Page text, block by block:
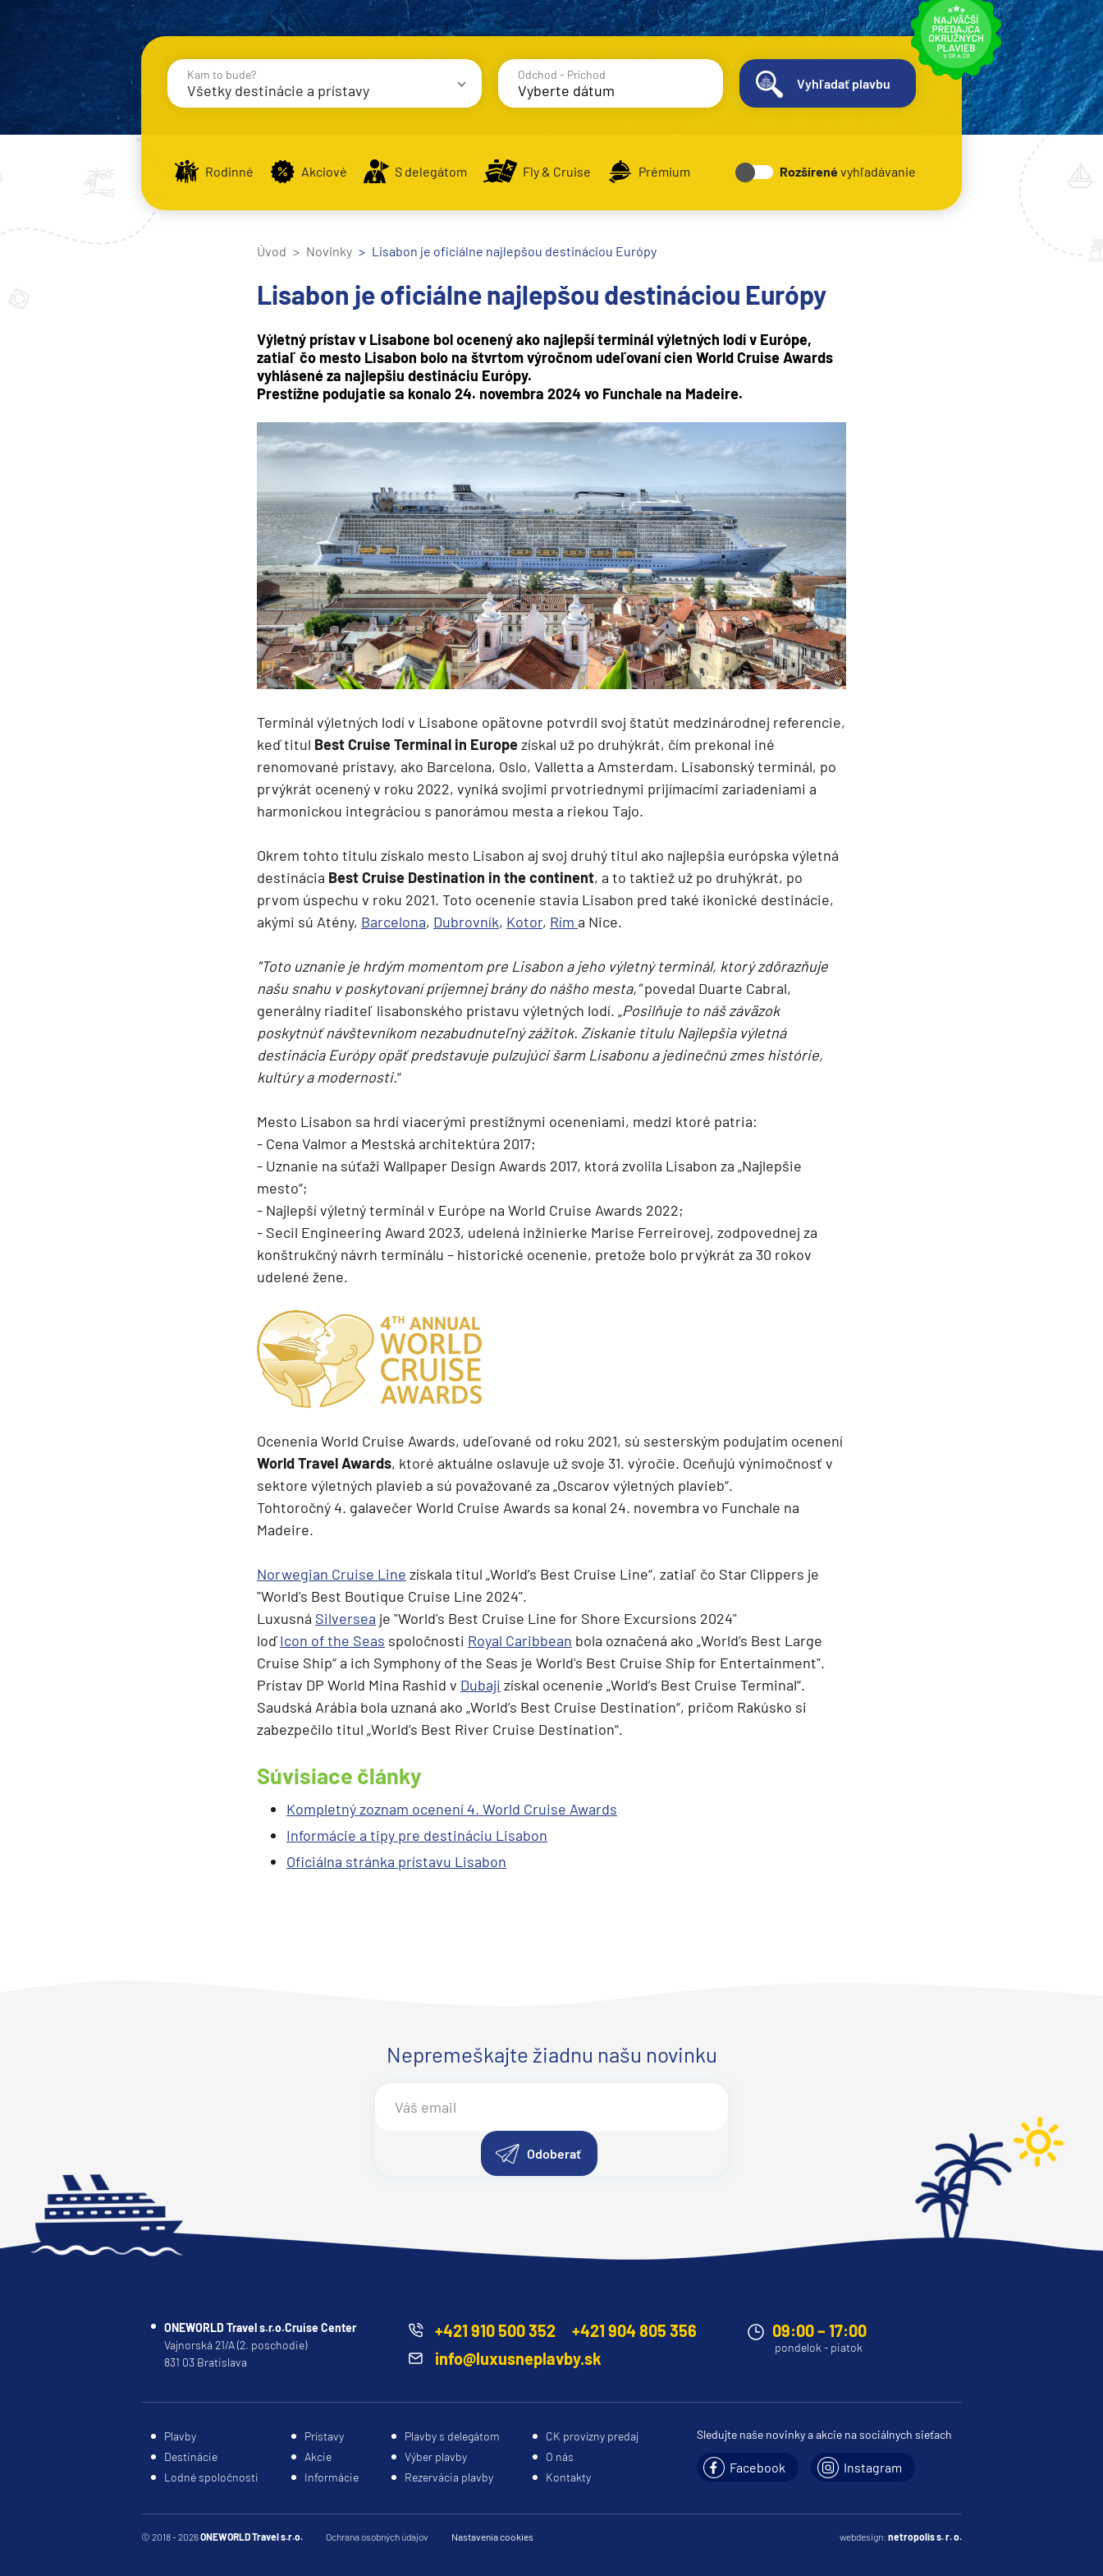
Kam to bude?
Všetky destinácie a prístavy
Stredomorie
Východné Stredomorie
Západné Stredomorie
Severná Európa
Grónsko
Nórske fjordy
Pobaltie
Severná Európa
Severozápadná Európa
Britské ostrovy a Írsko
Pobrežie Európy
Severozápadná Európa
Kanárske ostrovy, Madeira a Maroko
Azorské ostrovy
Kanárske ostrovy
Kanárske ostrovy a Madeira
Karibik a Stredná Amerika
Bahamy
Južný Karibik
Karibik a Stredná Amerika
Západný Karibik
Severná Amerika
Aljaška
Kanada a Nové Anglicko
Západné pobrežie USA
Južná Amerika
Južná Amerika
Arabský polostrov
Červené more
Emiráty a Perzský záliv
Japonsko
Juhovýchodná Ázia
Austrália a Nový Zéland
Afrika a Indický oceán
Indický oceán
Seychely a Maurícius
Havajské ostrovy
Tahiti a Južný Pacifik
Repozičné plavby
Repozičné plavby
Transatlantické plavby
⇆ Panamský kanál
⇆ Suezský prieplav
Plavby okolo sveta
Plavba okolo sveta - segment
Plavby okolo sveta
Odchod - Príchod
Vyhľadať plavbu
Rodinné Akciové S delegátom Fly & Cruise Prémium Rozšírenévyhľadávanie
Úvod Novinky Lisabon je oficiálne najlepšou destináciou Európy
Lisabon je oficiálne najlepšou destináciou Európy
Výletný prístav v Lisabone bol ocenený ako najlepší terminál výletných lodí v Európe,
zatiaľ čo mesto Lisabon bolo na štvrtom výročnom udeľovaní cien World Cruise Awards
vyhlásené za najlepšiu destináciu Európy.
Prestížne podujatie sa konalo 24. novembra 2024 vo Funchale na Madeire.
Terminál výletných lodí v Lisabone opätovne potvrdil svoj štatút medzinárodnej referencie,
keď titul Best Cruise Terminal in Europezískal už po druhýkrát, čím prekonal iné
renomované prístavy, ako Barcelona, Oslo, Valletta a Amsterdam. Lisabonský terminál, po
prvýkrát ocenený v roku 2022, vyniká svojimi prvotriednymi prijímacími zariadeniami a
harmonickou integráciou s panorámou mesta a riekou Tajo.
Okrem tohto titulu získalo mesto Lisabon aj svoj druhý titul ako najlepšia európska výletná
destinácia Best Cruise Destination in the continent, a to taktiež už po druhýkrát, po
prvom úspechu v roku 2021. Toto ocenenie stavia Lisabon pred také ikonické destinácie,
akými sú Atény, Barcelona, Dubrovník, Kotor, Rím a Nice.
"Toto uznanie je hrdým momentom pre Lisabon a jeho výletný terminál, ktorý zdôrazňuje
našu snahu v poskytovaní príjemnej brány do nášho mesta,"povedal Duarte Cabral,
generálny riaditeľ lisabonského prístavu výletných lodí. „Posilňuje to náš záväzok
poskytnúť návštevníkom nezabudnuteľný zážitok. Získanie titulu Najlepšia výletná
destinácia Európy opäť predstavuje pulzujúci šarm Lisabonu a jedinečnú zmes histórie,
kultúry a modernosti.“
Mesto Lisabon sa hrdí viacerými prestížnymi oceneniami, medzi ktoré patria:
- Cena Valmor a Mestská architektúra 2017;
- Uznanie na súťaži Wallpaper Design Awards 2017, ktorá zvolila Lisabon za „Najlepšie
mesto“;
- Najlepší výletný terminál v Európe na World Cruise Awards 2022;
- Secil Engineering Award 2023, udelená inžinierke Marise Ferreirovej, zodpovednej za
konštrukčný návrh terminálu – historické ocenenie, pretože bolo prvýkrát za 30 rokov
udelené žene.
Ocenenia World Cruise Awards, udeľované od roku 2021, sú sesterským podujatím ocenení
World Travel Awards, ktoré aktuálne oslavuje už svoje 31. výročie. Oceňujú výnimočnosť v
sektore výletných plavieb a sú považované za „Oscarov výletných plavieb“.
Tohtoročný 4. galavečer World Cruise Awards sa konal 24. novembra vo Funchale na
Madeire.
Norwegian Cruise Line získala titul „World’s Best Cruise Line“, zatiaľ čo Star Clippers je
"World's Best Boutique Cruise Line 2024".
Luxusná Silversea je "World's Best Cruise Line for Shore Excursions 2024"
loďIcon of the Seas spoločnosti Royal Caribbean bola označená ako „World’s Best Large
Cruise Ship“ a ich Symphony of the Seas je World's Best Cruise Ship for Entertainment".
Prístav DP World Mina Rashid v Dubaji získal ocenenie „World’s Best Cruise Terminal“.
Saudská Arábia bola uznaná ako „World’s Best Cruise Destination“, pričom Rakúsko si
zabezpečilo titul „World’s Best River Cruise Destination“.
Súvisiace články
Kompletný zoznam ocenení 4. World Cruise Awards
Informácie a tipy pre destináciu Lisabon
Oficiálna stránka prístavu Lisabon
Nepremeškajte žiadnu našu novinku
Odoberať
ONEWORLD Travel s.r.o.Cruise Center
Vajnorská 21/A (2. poschodie)
831 03 Bratislava
+421 910 500 352
+421 904 805 356
info@luxusneplavby.sk
09:00 – 17:00
pondelok - piatok
Plavby Prístavy Plavby s delegátom
CK provízny predaj
Destinácie
Akcie Výber plavby
O nás
Lodné spoločnosti
Informácie Rezervácia plavby Kontakty
Sledujte naše novinky a akcie na sociálnych sieťach
Facebook Instagram
© 2018 - 2026ONEWORLD Travel s.r.o. Ochrana osobných údajov Nastavenia cookies webdesign: netropolis s. r. o.